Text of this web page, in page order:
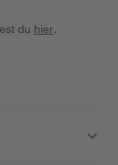
du hier.